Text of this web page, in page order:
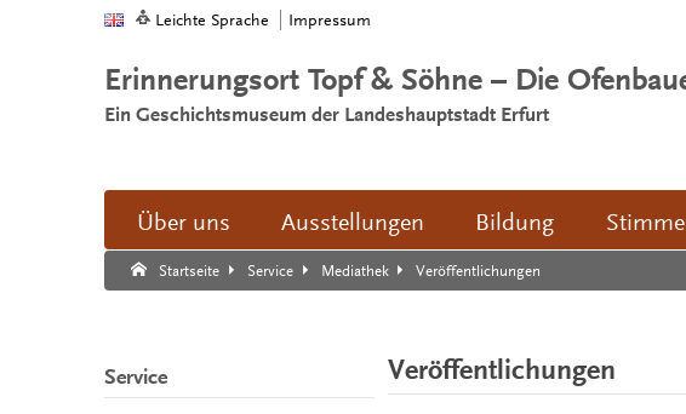
Leichte Sprache Impressum
Erinnerungsort Topf & Söhne – Die
Ein Geschichtsmuseum der Landeshauptstadt Erfurt
Über uns Ausstellungen Bildung
Startseite Service Mediathek Veröffentlichungen
Suche:
Suche Ende.
Veröffentlichungen
Service